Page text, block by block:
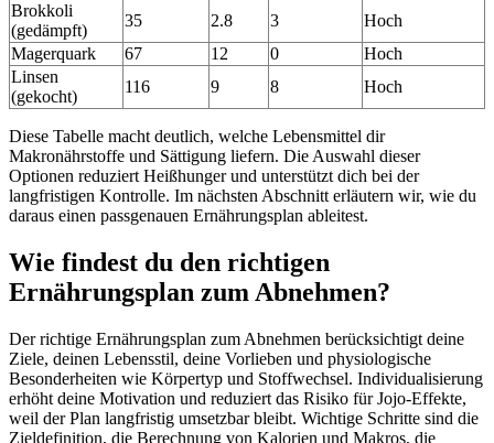
Brokkoli
(gedämpft)
35 2.8 3
Hoch
Magerquark
67 12 0
Hoch
Linsen
(gekocht)
116 9 8 Hoch
Diese Tabelle macht deutlich, welche Lebensmittel dir
Makronährstoffe und Sättigung liefern. Die Auswahl dieser
Optionen reduziert Heißhunger und unterstützt dich bei der
langfristigen Kontrolle. Im nächsten Abschnitt erläutern wir, wie du
daraus einen passgenauen Ernährungsplan ableitest.
Wie findest du den richtigen
Ernährungsplan zum Abnehmen?
Der richtige Ernährungsplan zum Abnehmen berücksichtigt deine
Ziele, deinen Lebensstil, deine Vorlieben und physiologische
Besonderheiten wie Körpertyp und Stoffwechsel. Individualisierung
erhöht deine Motivation und reduziert das Risiko für Jojo-Effekte,
weil der Plan langfristig umsetzbar bleibt. Wichtige Schritte sind die
Zieldefinition, die Berechnung von Kalorien und Makros, die